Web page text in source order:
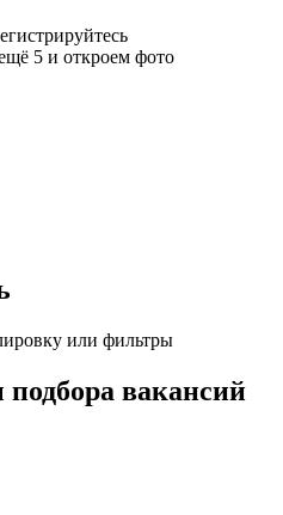
5 и откроем фото
или фильтры
вакансий